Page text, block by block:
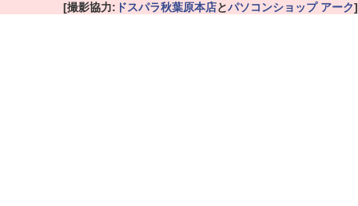
[撮影協力: ドスパラ秋葉原本店とパソコンショップ アーク]